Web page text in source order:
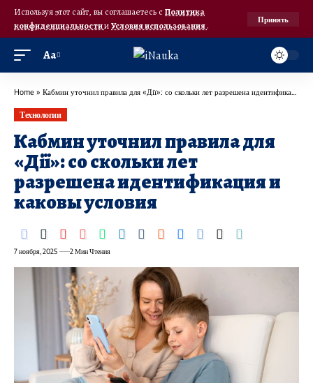
Используя этот сайт, вы соглашаетесь с Политика
конфиденциальностииУсловия использования.
Принять
Аа
Home » Кабмин уточнил правила для «Дії»: со скольки лет разрешена идентификация и каковы условия
Технологии
Кабмин уточнил правила для
«Дії»: со скольки лет
разрешена идентификация и
каковы условия
7 ноября, 2025 2 Мин Чтения